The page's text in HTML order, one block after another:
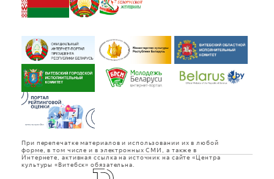
При перепечатке материалов и использовании их в любой
форме, в том числе и в электронных СМИ, а также в
Интернете, активная ссылка на источник на сайте «Центра
культуры «Витебск» обязательна.